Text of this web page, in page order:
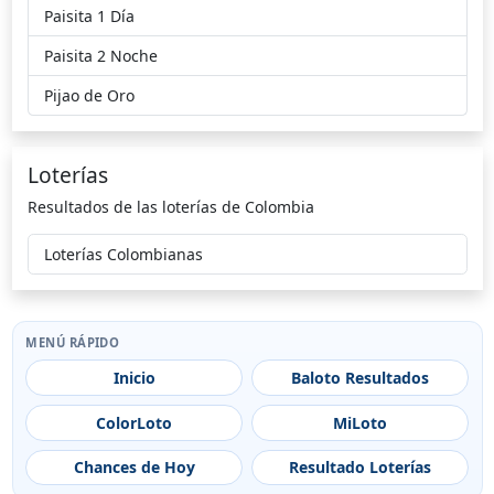
Paisita 1 Día
Paisita 2 Noche
Pijao de Oro
Loterías
Resultados de las loterías de Colombia
Loterías Colombianas
MENÚ RÁPIDO
Inicio Baloto Resultados
ColorLoto MiLoto
Chances de Hoy Resultado Loterías